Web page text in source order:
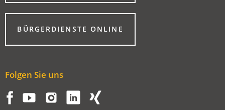
EINEM
NEUEN
TAB)BÜRGERDIENSTE ONLINE
(ÖFFNET
EINEM
Folgen Sie uns